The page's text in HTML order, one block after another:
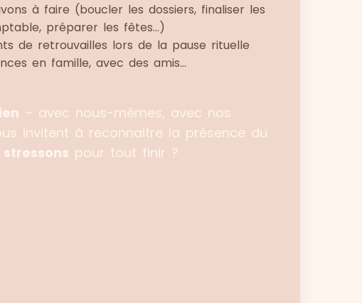
à faire (boucler les dossiers, finaliser les
préparer les fêtes…)
de retrouvailles lors de la pause rituelle
en famille, avec des amis…
– avec nous-mêmes, avec nos
invitent à reconnaitre la présence du
stressons pour tout finir ?